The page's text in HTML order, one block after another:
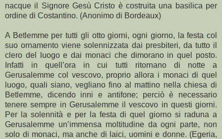
nacque il Signore Gesù Cristo è costruita una basilica per
ordine di Costantino. (Anonimo di Bordeaux)
A Betlemme per tutti gli otto giorni, ogni giorno, la festa col
suo ornamento viene solennizzata dai presbiteri, da tutto il
clero del luogo e dai monaci che dimorano in quel posto.
Infatti in quell’ora in cui tutti ritornano di notte a
Gerusalemme col vescovo, proprio allora i monaci di quel
luogo, quali siano, vegliano fino al mattino nella chiesa di
Betlemme, dicendo inni e antifone; perciò è necessario
tenere sempre in Gerusalemme il vescovo in questi giorni.
Per la solennità e per la festa di quel giorno si raduna a
Gerusalemme un’immensa moltitudine da ogni parte, non
solo di monaci, ma anche di laici, uomini e donne. (Egeria,